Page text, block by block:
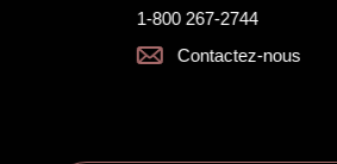
1-800 267-2744
Contactez-nous